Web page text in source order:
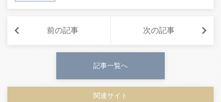
前の記事 次の記事
記事一覧へ
関連サイト